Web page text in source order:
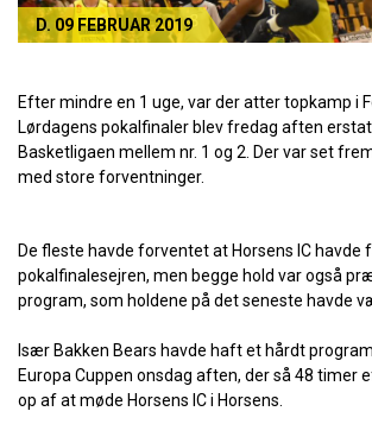
D. 09 FEBRUAR 2019
Efter mindre en 1 uge, var der atter topkamp i
Lørdagens pokalfinaler blev fredag aften
Basketligaen mellem nr. 1 og 2. Der var set
med store forventninger.
De fleste havde forventet at Horsens IC havde
pokalfinalesejren, men begge hold var også
program, som holdene på det seneste havde
Især Bakken Bears havde haft et hårdt program
Europa Cuppen onsdag aften, der så 48 timer
op af at møde Horsens IC i Horsens.